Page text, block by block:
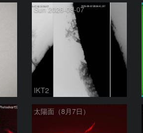
Sun 2026-08-07
IKT2
太陽面（8月7日）